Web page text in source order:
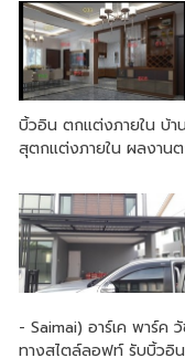
บิ้วอิน ตกแต่งภายใน บ้า
สุตกแต่งภายใน ผลงานต
- Saimai) อาร์เค พาร์ค
ทางสไตล์ลอฟท์ รับบิ้วอิน